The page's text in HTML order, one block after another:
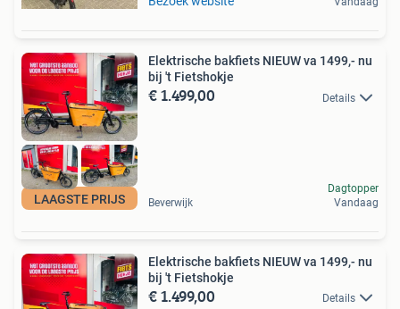
LAAGSTE PRIJS
Elektrische bakfiets NIEUW va 1499,- nu
bij 't Fietshokje
€ 1.499,00 Details
Beverwijk
Dagtopper
Vandaag
Elektrische bakfiets NIEUW va 1499,- nu
bij 't Fietshokje
€ 1.499,00 Details